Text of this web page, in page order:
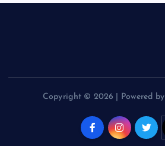
Copyright © 2026 | Powered by